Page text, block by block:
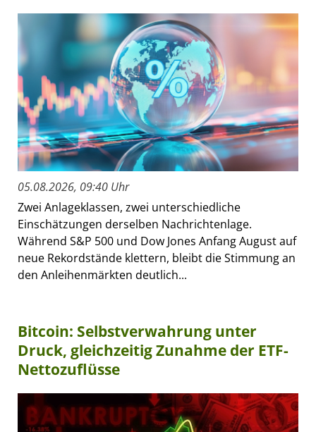
05.08.2026, 09:40 Uhr
Zwei Anlageklassen, zwei unterschiedliche
Einschätzungen derselben Nachrichtenlage.
Während S&P 500 und Dow Jones Anfang August auf
neue Rekordstände klettern, bleibt die Stimmung an
den Anleihenmärkten deutlich...
Bitcoin: Selbstverwahrung unter
Druck, gleichzeitig Zunahme der ETF-
Nettozuflüsse